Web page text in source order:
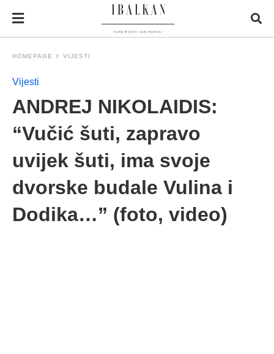
HOMEPAGE VIJESTI
Vijesti
ANDREJ NIKOLAIDIS:
“Vučić šuti, zapravo
uvijek šuti, ima svoje
dvorske budale Vulina i
Dodika…” (foto, video)